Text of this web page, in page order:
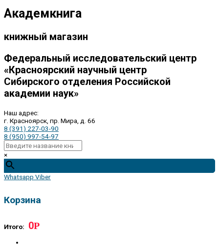
Академкнига
книжный магазин
Федеральный исследовательский центр
«Красноярский научный центр
Сибирского отделения Российской
академии наук»
Наш адрес:
г. Красноярск, пр. Мира, д. 66
8 (391) 227-03-90
8 (950) 997-54-97
×
Whatsapp Viber
Корзина
Итого: 0Р